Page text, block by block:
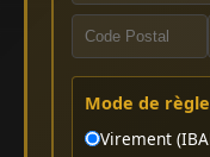
Mode de
Virement